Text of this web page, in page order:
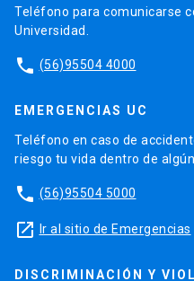
Teléfono para comunicarse
Universidad.
phone (56)95504 4000
EMERGENCIAS UC
Teléfono en caso de
riesgo tu vida dentro de
phone (56)95504 5000
launch Ir al sitio de Emergencias
DISCRIMINACIÓN Y